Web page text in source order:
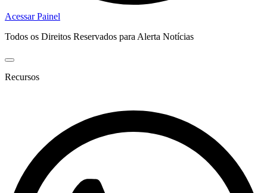
Acessar Painel
Todos os Direitos Reservados para Alerta Notícias
Recursos